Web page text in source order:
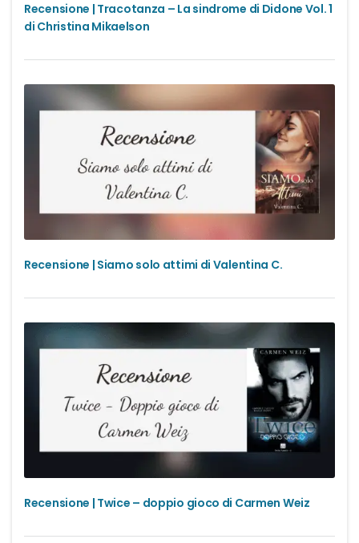
Recensione | Tracotanza – La sindrome di Didone Vol. 1
di Christina Mikaelson
Recensione | Siamo solo attimi di Valentina C.
Recensione | Twice – doppio gioco di Carmen Weiz